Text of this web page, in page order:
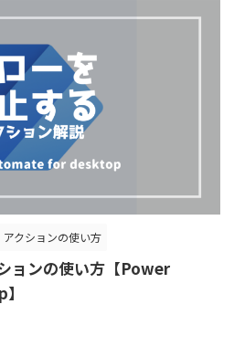
アクションの使い方
ョンの使い方【Power